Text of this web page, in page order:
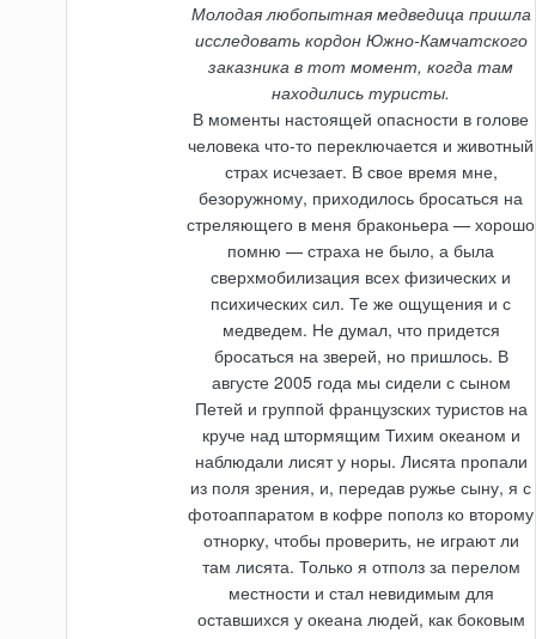
Молодая любопытная медведица пришла
исследовать кордон Южно-Камчатского
заказника в тот момент, когда там
находились туристы.
В моменты настоящей опасности в голове
человека что-то переключается и животный
страх исчезает. В свое время мне,
безоружному, приходилось бросаться на
стреляющего в меня браконьера — хорошо
помню — страха не было, а была
сверхмобилизация всех физических и
психических сил. Те же ощущения и с
медведем. Не думал, что придется
бросаться на зверей, но пришлось. В
августе 2005 года мы сидели с сыном
Петей и группой французских туристов на
круче над штормящим Тихим океаном и
наблюдали лисят у норы. Лисята пропали
из поля зрения, и, передав ружье сыну, я с
фотоаппаратом в кофре пополз ко второму
отнорку, чтобы проверить, не играют ли
там лисята. Только я отполз за перелом
местности и стал невидимым для
оставшихся у океана людей, как боковым